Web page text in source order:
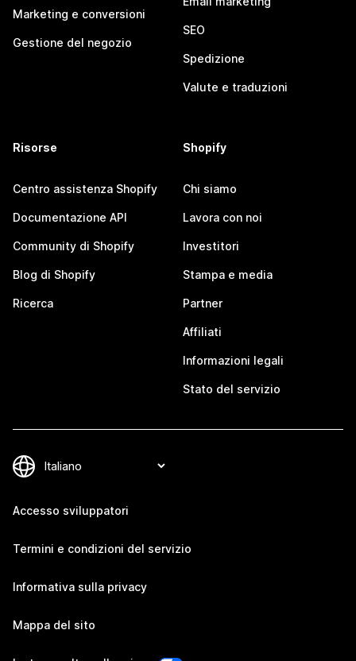
Marketing e conversioni
Gestione del negozio
SEO
Spedizione
Valute e traduzioni
Risorse
Centro assistenza Shopify
Documentazione API
Community di Shopify
Blog di Shopify
Ricerca
Shopify
Chi siamo
Lavora con noi
Investitori
Stampa e media
Partner
Affiliati
Informazioni legali
Stato del servizio
Accesso sviluppatori
Termini e condizioni del servizio
Informativa sulla privacy
Mappa del sito